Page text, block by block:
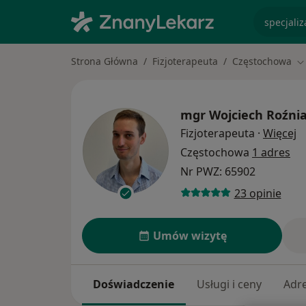
Strona Główna Fizjoterapeuta Częstochowa
mgr Wojciech
Fizjoterapeuta · Więcej
Częstochowa 1 adres
Nr PWZ: 65902
23 opinie
Umów wizytę
Doświadczenie Usługi i ceny